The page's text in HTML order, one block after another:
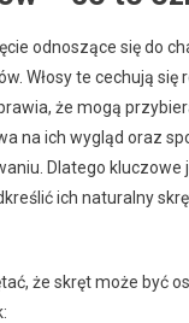
odnoszące się do
Włosy te cechują się
że mogą
na ich wygląd oraz
Dlatego kluczowe
ich naturalny
że skręt może być